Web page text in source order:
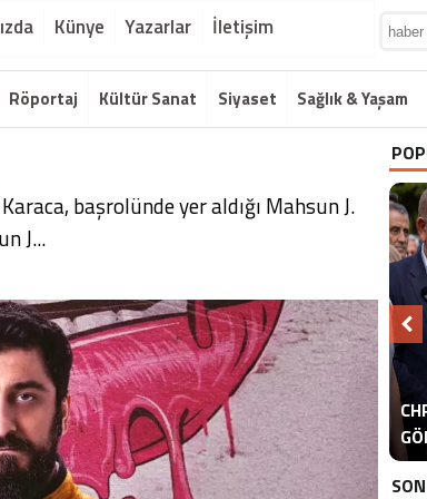
Künye Yazarlar İletişim
Röportaj Kültür Sanat Siyaset Sağlık & Yaşam
başrolünde yer aldığı Mahsun J.
J...